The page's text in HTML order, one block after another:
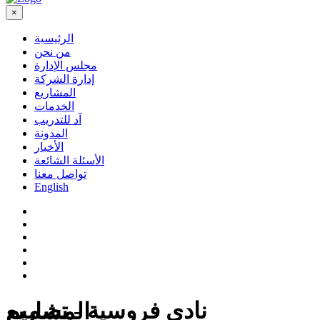
×
الرئيسية
من نحن
مجلس الإدارة
إدارة الشركة
المشاريع
الخدمات
آد للتدريب
المدونة
الأخبار
الأسئلة الشائعة
تواصل معنا
English
المشاريع
نادي فروسية - تصميم